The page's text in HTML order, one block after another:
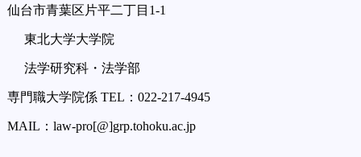
仙台市青葉区片平二丁目1-1
東北大学大学院
法学研究科・法学部
専門職大学院係 TEL：022-217-4945
MAIL：law-pro[@]grp.tohoku.ac.jp